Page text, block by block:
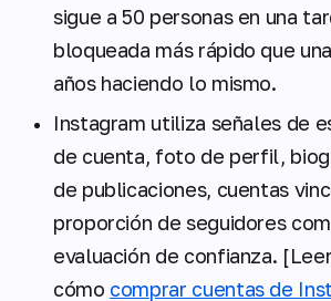
sigue a 50 personas en una
bloqueada más rápido que
años haciendo lo mismo.
Instagram utiliza señales de
de cuenta, foto de perfil,
de publicaciones, cuentas
proporción de seguidores
evaluación de confianza.
cómo comprar cuentas de